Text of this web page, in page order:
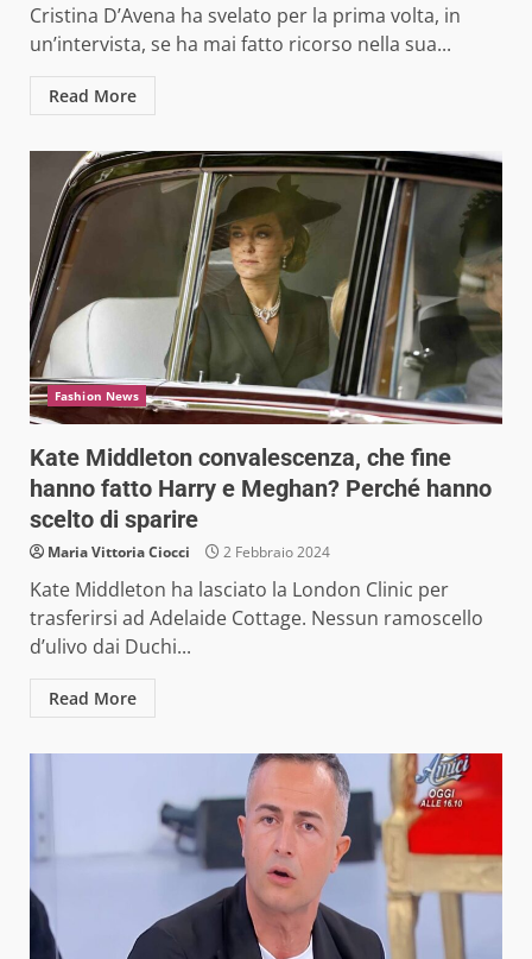
Cristina D’Avena ha svelato per la prima volta, in
un’intervista, se ha mai fatto ricorso nella sua...
Read More
Fashion News
Kate Middleton convalescenza, che fine
hanno fatto Harry e Meghan? Perché hanno
scelto di sparire
Maria Vittoria Ciocci 2 Febbraio 2024
Kate Middleton ha lasciato la London Clinic per
trasferirsi ad Adelaide Cottage. Nessun ramoscello
d’ulivo dai Duchi...
Read More